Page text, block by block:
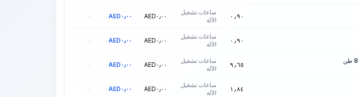
٠٫٩٠
ساعات تشغيل
الآلة
AED ٠٫٠٠ AED ٠٫٠٠ -
٠٫٩٠
ساعات تشغيل
الآلة
AED ٠٫٠٠ AED ٠٫٠٠ -
٩٫٦٥
ساعات تشغيل
الآلة
AED ٠٫٠٠ AED ٠٫٠٠ -
١٫٨٤
ساعات تشغيل
الآلة
AED ٠٫٠٠ AED ٠٫٠٠ -